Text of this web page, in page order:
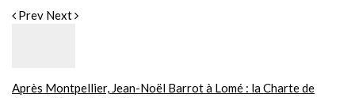
Prev Next
Après Montpellier, Jean-Noël Barrot à Lomé : la Charte de